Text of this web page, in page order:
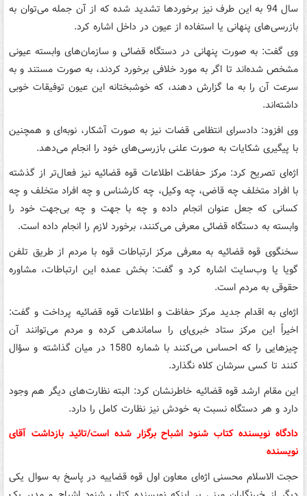
سال 94 به این طرف نیز برخوردها تشدید شده که از آن جمله می‌توان به
بازرسی‌های پنهانی یا استفاده از عیون در داخل اشاره کرد.
وی گفت: به صورت پنهانی در دستگاه قضائی و سازمان‌های وابسته عیونی
مشخص شده‌اند تا اگر به مورد خلافی برخورد کردند، به صورت مستند و به
سرعت آن را به ما گزارش دهند، که خوشبختانه این عیون توفیقات خوبی
داشته‌اند.
وی افزود: دادسرای انتظامی قضات نیز به صورت آشکار، نوبه‌ای و همچنین
با پیگیری شکایات به صورت علنی بازرسی‌های خود را انجام می‌دهد.
اژه‌ای تصریح کرد: مرکز حفاظت اطلاعات قوه قضائیه نیز فعال‌تر از گذشته
با افراد متخلف چه قاضی، چه وکیل، چه کارشناس و چه افراد متخلف و چه
کسانی که جعل عنوان انجام داده و چه با جهت و چه بی‌جهت خود را
وابسته به دستگاه قضائی معرفی می‌کنند، برخورد لازم را انجام داده است.
سخنگوی قوه قضائیه به معرفی مرکز ارتباطات قوه با مردم از طریق تلفن
گویا یا وب‌سایت اشاره کرد و گفت: بخش عمده این ارتباطات، مشاوره
حقوقی به مردم است.
اژه‌ای به اقدام جدید مرکز حفاظت و اطلاعات قوه قضائیه پرداخت و گفت:
اخیراً این مرکز ستاد خبری‌ای را ساماندهی کرده و مردم می‌توانند آن
چیزهایی را که احساس می‌کنند با شماره 1580 در میان گذاشته و سؤال
کنند تا کسی سرشان کلاه نگذارد.
این مقام ارشد قوه قضائیه خاطرنشان کرد: البته نظارت‌های دیگر هم وجود
دارد و هر دستگاه نسبت به خودش نیز نظارت کامل را دارد.
دادگاه نویسنده کتاب شنود اشباح برگزار شده است/تائید بازداشت آقای
نویسنده
حجت الاسلام محسنی اژه‌ای معاون اول قوه قضاییه در پاسخ به سوال یکی